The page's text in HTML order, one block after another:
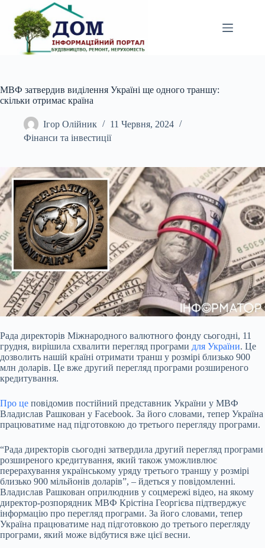
вмісту
МВФ затвердив виділення Україні ще одного траншу:
скільки отримає країна
Ігор Олійник
11 Червня, 2024
Фінанси та інвестиції
Рада директорів Міжнародного валютного фонду сьогодні, 11
грудня, вирішила схвалити перегляд програми для України. Це
дозволить нашій країні отримати транш у розмірі близько 900
млн доларів. Це вже другий перегляд програми розширеного
кредитування.
Про це повідомив постійний представник України у МВФ
Владислав Рашкован у Facebook. За його словами, тепер Україна
працюватиме над підготовкою до третього перегляду програми.
“Рада директорів сьогодні затвердила другий перегляд програми
розширеного кредитування, який також уможливлює
перерахування українському уряду третього траншу у розмірі
близько 900 мільйонів доларів”, – йдеться у повідомленні.
Владислав Рашкован оприлюднив у соцмережі відео, на якому
директор-розпорядник МВФ Крістіна Георгієва підтверджує
інформацію про перегляд програми. За його словами, тепер
Україна працюватиме над підготовкою до третього перегляду
програми, який може відбутися вже цієї весни.